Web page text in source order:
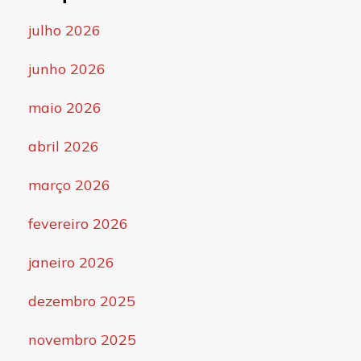
julho 2026
junho 2026
maio 2026
abril 2026
março 2026
fevereiro 2026
janeiro 2026
dezembro 2025
novembro 2025